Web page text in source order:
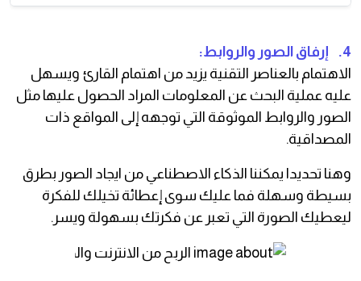
4. إرفاق الصور والروابط:
الاهتمام بالعناصر التقنية يزيد من اهتمام القارئ ويسهل
عليه عملية البحث عن المعلومات المراد الحصول عليها مثل
الصور والروابط الموثوقة التي توجهه إلى المواقع ذات
المصداقية.
وهنا تحديدا يمكننا الذكاء الاصطناعي من ايجاد الصور بطرق
بسيطة وسهلة فما عليك سوى إعطائة تخيلك للفكرة
ليعطيك الصورة التي تعبر عن فكرتك بسهولة ويسر.